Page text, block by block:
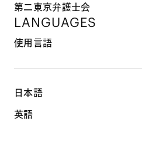
第二東京弁護士会
LANGUAGES
使用言語
日本語
英語